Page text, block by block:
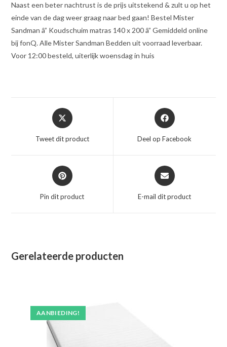
Naast een beter nachtrust is de prijs uitstekend & zult u op het
einde van de dag weer graag naar bed gaan! Bestel Mister
Sandman â” Koudschuim matras 140 x 200 â” Gemiddeld online
bij fonQ. Alle Mister Sandman Bedden uit voorraad leverbaar.
Voor 12:00 besteld, uiterlijk woensdag in huis
Opent
in
nieuw
Tweet dit product
Opent
in
nieuw
Deel op Facebook
Opent
in
nieuw
Pin dit product
Opent
in
nieuw
E-mail dit product
Gerelateerde producten
AANBIEDING!